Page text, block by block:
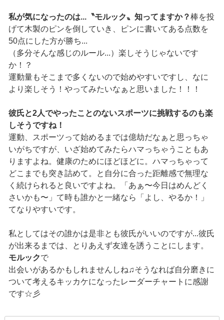
私が気になったのは...〝モルック〟知ってますか？棒を投
げて木製のピンを倒していき、ピンに書いてある点数を
50点にした方が勝ち...
（多分そんな感じのルール...）楽しそうじゃないです
か！？
運動量もそこまで多くないので始めやすいですし、なに
より楽しそう！やってみたいなぁと思いました！！！
彼氏と2人でやったことのないスポーツに挑戦するのも楽
しそうですね！
運動、スポーツって始めるまでは億劫だなぁと思っちゃ
いがちですが、いざ始めてみたらハマっちゃうこともあ
りますよね。健康のためにほどほどに。ハマっちゃって
どこまでも突き詰めて。と自分に合った距離感で無理な
く続けられると良いですよね。「あぁ〜今日はめんどく
さいかも〜」て時も誰かと一緒なら「よし、やるか！」
てなりやすいです。
私としてはその誰かは是非とも彼氏がいいのですが...彼氏
が出来るまでは、とりあえず友達を誘うことにします。
モルックで
出会いがあるかもしれませんしね♫そうなれば自分磨きに
ついて考えるキッカケになったレーダーチャートに感謝
です☆彡